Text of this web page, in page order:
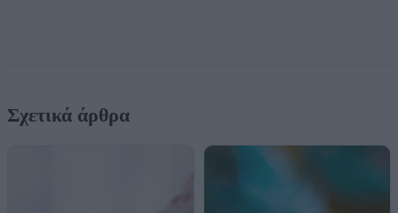
Σχετικά άρθρα